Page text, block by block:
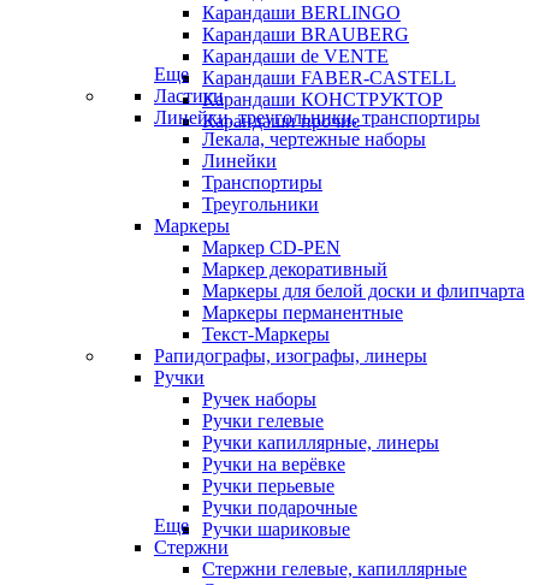
Карандаши BERLINGO
Карандаши BRAUBERG
Карандаши de VENTE
Карандаши FABER-CASTELL
Карандаши КОНСТРУКТОР
Карандаши прочие
Еще
Ластики
Линейки, треугольники, транспортиры
Лекала, чертежные наборы
Линейки
Транспортиры
Треугольники
Маркеры
Маркер CD-PEN
Маркер декоративный
Маркеры для белой доски и флипчарта
Маркеры перманентные
Текст-Маркеры
Рапидографы, изографы, линеры
Ручки
Ручек наборы
Ручки гелевые
Ручки капиллярные, линеры
Ручки на верёвке
Ручки перьевые
Ручки подарочные
Ручки шариковые
Еще
Стержни
Стержни гелевые, капиллярные